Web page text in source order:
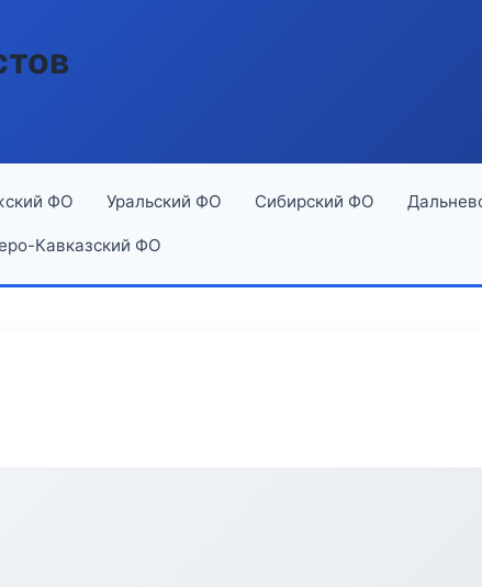
ФО Уральский ФО Сибирский ФО
Кавказский ФО